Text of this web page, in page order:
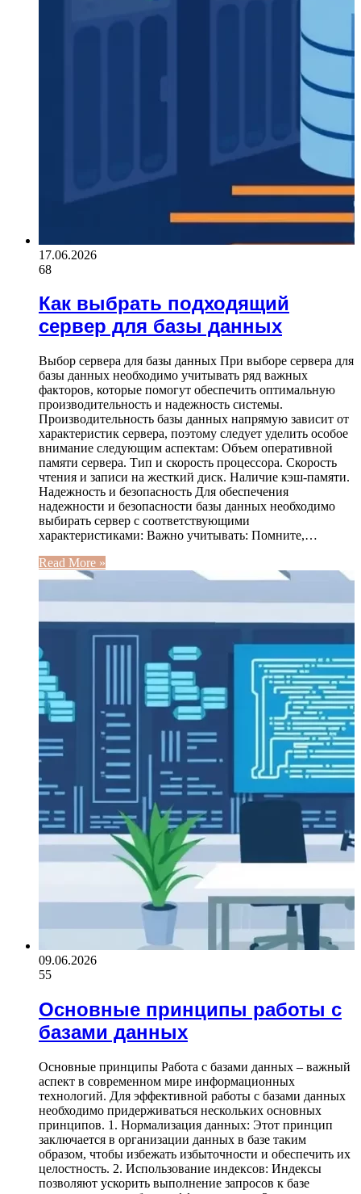
17.06.2026
68
Как выбрать подходящий
сервер для базы данных
Выбор сервера для базы данных При выборе сервера для
базы данных необходимо учитывать ряд важных
факторов, которые помогут обеспечить оптимальную
производительность и надежность системы.
Производительность базы данных напрямую зависит от
характеристик сервера, поэтому следует уделить особое
внимание следующим аспектам: Объем оперативной
памяти сервера. Тип и скорость процессора. Скорость
чтения и записи на жесткий диск. Наличие кэш-памяти.
Надежность и безопасность Для обеспечения
надежности и безопасности базы данных необходимо
выбирать сервер с соответствующими
характеристиками: Важно учитывать: Помните,…
Read More »
09.06.2026
55
Основные принципы работы с
базами данных
Основные принципы Работа с базами данных – важный
аспект в современном мире информационных
технологий. Для эффективной работы с базами данных
необходимо придерживаться нескольких основных
принципов. 1. Нормализация данных: Этот принцип
заключается в организации данных в базе таким
образом, чтобы избежать избыточности и обеспечить их
целостность. 2. Использование индексов: Индексы
позволяют ускорить выполнение запросов к базе